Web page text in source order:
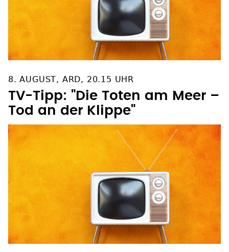
8. AUGUST, ARD, 20.15 UHR
TV-Tipp: "Die Toten am Meer –
Tod an der Klippe"